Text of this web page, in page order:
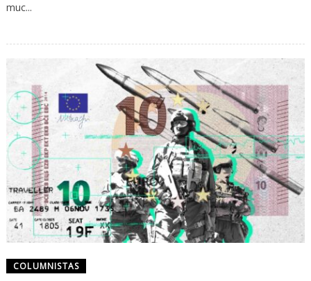
muc...
COLUMNISTAS